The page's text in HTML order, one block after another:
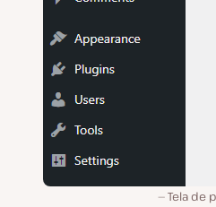
Tela de